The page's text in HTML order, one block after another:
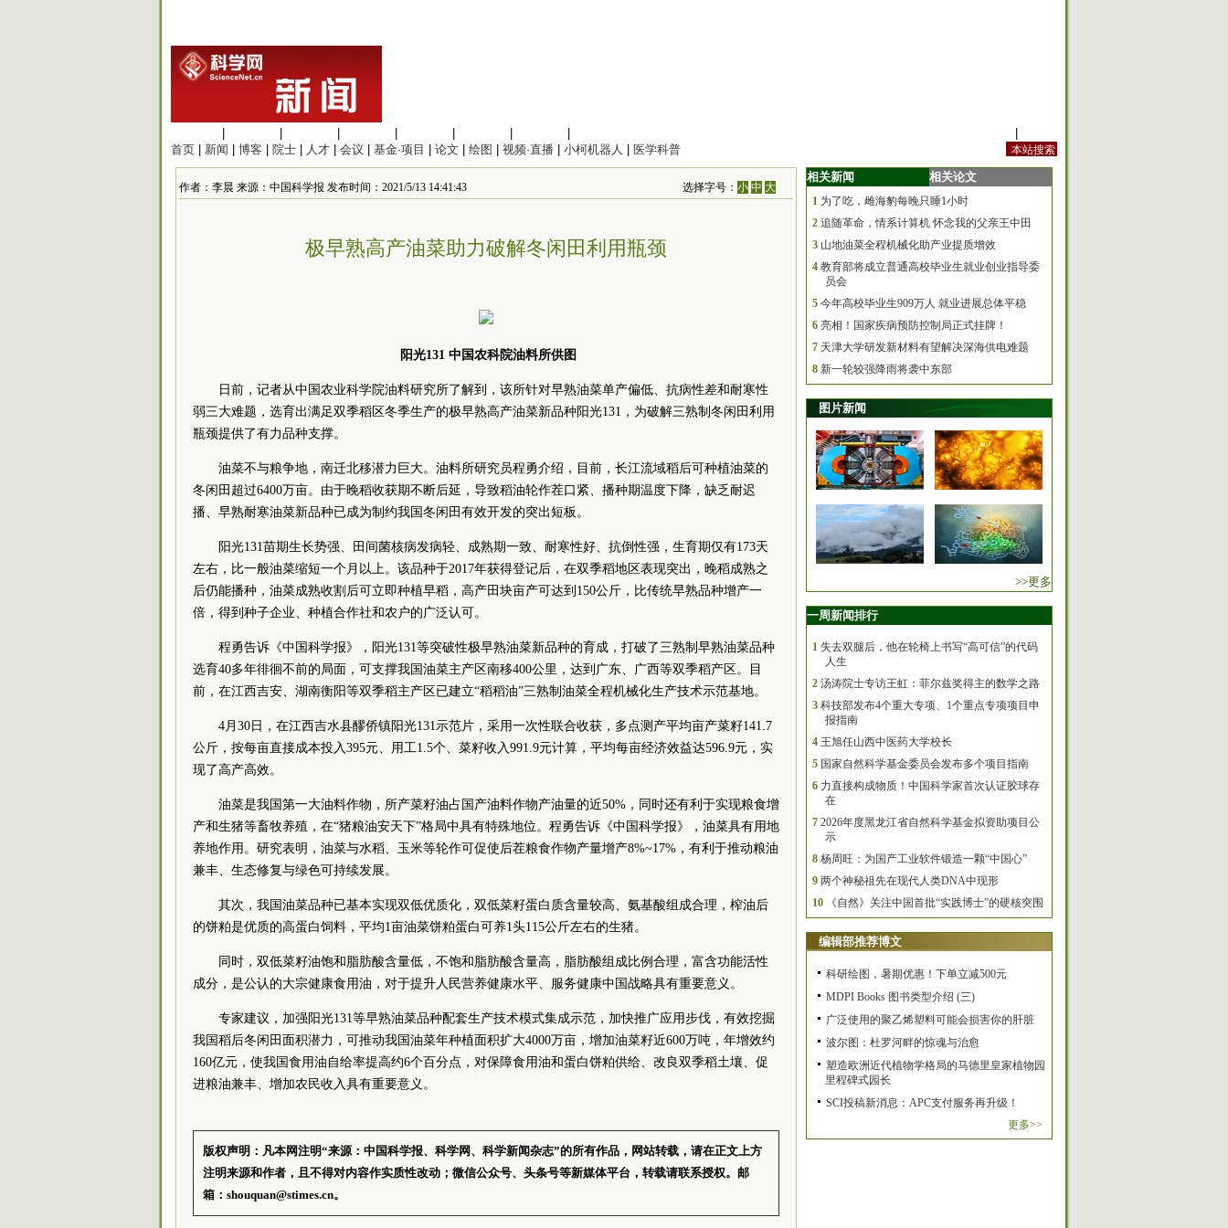
首页
新闻 博客 院士 人才 会议 基金·项目 论文 绘图 视频·直播 小柯机器人 医学科普
作者：李晨 来源：中国科学报 发布时间：2021/5/13 14:41:43 选择字号：小 中 大
极早熟高产油菜助力破解冬闲田利用瓶颈
阳光131 中国农科院油料所供图
日前，记者从中国农业科学院油料研究所了解到，该所针对早熟油菜单产偏低、抗病性差和耐寒性
弱三大难题，选育出满足双季稻区冬季生产的极早熟高产油菜新品种阳光131，为破解三熟制冬闲田利用
瓶颈提供了有力品种支撑。
油菜不与粮争地，南迁北移潜力巨大。油料所研究员程勇介绍，目前，长江流域稻后可种植油菜的
冬闲田超过6400万亩。由于晚稻收获期不断后延，导致稻油轮作茬口紧、播种期温度下降，缺乏耐迟
播、早熟耐寒油菜新品种已成为制约我国冬闲田有效开发的突出短板。
阳光131苗期生长势强、田间菌核病发病轻、成熟期一致、耐寒性好、抗倒性强，生育期仅有173天
左右，比一般油菜缩短一个月以上。该品种于2017年获得登记后，在双季稻地区表现突出，晚稻成熟之
后仍能播种，油菜成熟收割后可立即种植早稻，高产田块亩产可达到150公斤，比传统早熟品种增产一
倍，得到种子企业、种植合作社和农户的广泛认可。
程勇告诉《中国科学报》，阳光131等突破性极早熟油菜新品种的育成，打破了三熟制早熟油菜品种
选育40多年徘徊不前的局面，可支撑我国油菜主产区南移400公里，达到广东、广西等双季稻产区。目
前，在江西吉安、湖南衡阳等双季稻主产区已建立“稻稻油”三熟制油菜全程机械化生产技术示范基地。
4月30日，在江西吉水县醪侨镇阳光131示范片，采用一次性联合收获，多点测产平均亩产菜籽141.7
公斤，按每亩直接成本投入395元、用工1.5个、菜籽收入991.9元计算，平均每亩经济效益达596.9元，实
现了高产高效。
油菜是我国第一大油料作物，所产菜籽油占国产油料作物产油量的近50%，同时还有利于实现粮食增
产和生猪等畜牧养殖，在“猪粮油安天下”格局中具有特殊地位。程勇告诉《中国科学报》，油菜具有用地
养地作用。研究表明，油菜与水稻、玉米等轮作可促使后茬粮食作物产量增产8%~17%，有利于推动粮油
兼丰、生态修复与绿色可持续发展。
其次，我国油菜品种已基本实现双低优质化，双低菜籽蛋白质含量较高、氨基酸组成合理，榨油后
的饼粕是优质的高蛋白饲料，平均1亩油菜饼粕蛋白可养1头115公斤左右的生猪。
同时，双低菜籽油饱和脂肪酸含量低，不饱和脂肪酸含量高，脂肪酸组成比例合理，富含功能活性
成分，是公认的大宗健康食用油，对于提升人民营养健康水平、服务健康中国战略具有重要意义。
专家建议，加强阳光131等早熟油菜品种配套生产技术模式集成示范，加快推广应用步伐，有效挖掘
我国稻后冬闲田面积潜力，可推动我国油菜年种植面积扩大4000万亩，增加油菜籽近600万吨，年增效约
160亿元，使我国食用油自给率提高约6个百分点，对保障食用油和蛋白饼粕供给、改良双季稻土壤、促
进粮油兼丰、增加农民收入具有重要意义。
版权声明：凡本网注明“来源：中国科学报、科学网、科学新闻杂志”的所有作品，网站转载，请在正文上方
注明来源和作者，且不得对内容作实质性改动；微信公众号、头条号等新媒体平台，转载请联系授权。邮
箱：shouquan@stimes.cn。
相关新闻 相关论文
1 为了吃，雌海豹每晚只睡1小时
2 追随革命，情系计算机 怀念我的父亲王中田
3 山地油菜全程机械化助产业提质增效
4 教育部将成立普通高校毕业生就业创业指导委
员会
5 今年高校毕业生909万人 就业进展总体平稳
6 亮相！国家疾病预防控制局正式挂牌！
7 天津大学研发新材料有望解决深海供电难题
8 新一轮较强降雨将袭中东部
图片新闻
>>更多
一周新闻排行
1 失去双腿后，他在轮椅上书写“高可信”的代码
人生
2 汤涛院士专访王虹：菲尔兹奖得主的数学之路
3 科技部发布4个重大专项、1个重点专项项目申
报指南
4 王旭任山西中医药大学校长
5 国家自然科学基金委员会发布多个项目指南
6 力直接构成物质！中国科学家首次认证胶球存
在
7 2026年度黑龙江省自然科学基金拟资助项目公
示
8 杨周旺：为国产工业软件锻造一颗“中国心”
9 两个神秘祖先在现代人类DNA中现形
10
《自然》关注中国首批“实践博士”的硬核突围
编辑部推荐博文
科研绘图，暑期优惠！下单立减500元
MDPI Books 图书类型介绍 (三)
广泛使用的聚乙烯塑料可能会损害你的肝脏
波尔图：杜罗河畔的惊魂与治愈
塑造欧洲近代植物学格局的马德里皇家植物园
里程碑式园长
SCI投稿新消息：APC支付服务再升级！
更多>>